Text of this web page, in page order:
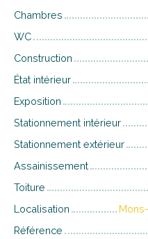
Chambres
WC
Construction
État intérieur
Exposition
Stationnement intérieur
Stationnement extérieur
Assainissement
Toiture
Localisation
Référence